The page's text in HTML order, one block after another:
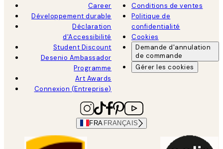
Career
Développement durable
Déclaration
d'Accessibilité
Student Discount
Desenio Ambassador
Programme
Art Awards
Connexion (Entreprise)
Conditions de ventes
Politique de
confidentialité
Cookies
Demande d'annulation
de commande
Gérer les cookies
FRA FRANÇAIS